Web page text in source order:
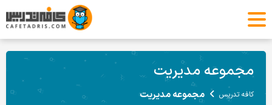
مجموعه مدیریت
کافه تدریس مجموعه مدیریت